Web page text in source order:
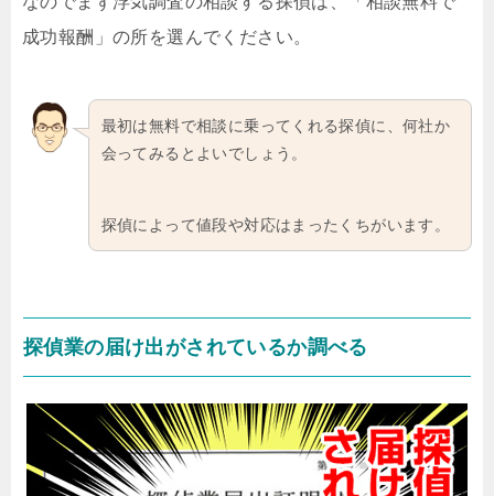
成功報酬」の所を選んでください。
最初は無料で相談に乗ってくれる探偵に、何社か
会ってみるとよいでしょう。
探偵によって値段や対応はまったくちがいます。
探偵業の届け出がされているか調べる